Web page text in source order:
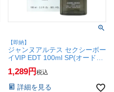
【即納】
ジャンヌアルテス セクシーボー
イVIP EDT 100ml SP(オードト
ワレ)【香水】【SBT】
(6061173)
1,289 税込
詳細を見る